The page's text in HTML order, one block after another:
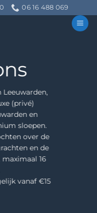
06 16 488 069
(privé)
en
sloepen.
over de
en de
16
vanaf €15